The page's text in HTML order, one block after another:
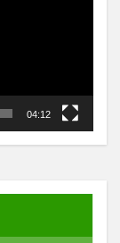
04:12